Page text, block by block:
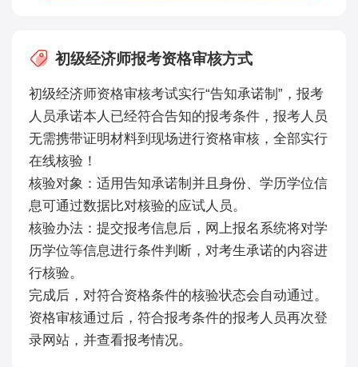
初级经济师报考资格审核方式
初级经济师资格审核考试实行“告知承诺制”，报考
人员承诺本人已经符合告知的报考条件，报考人员
无需携带证明材料到现场进行资格审核，全部实行
在线核验！
核验对象：适用告知承诺制并且身份、学历学位信
息可通过数据比对核验的应试人员。
核验办法：提交报考信息后，网上报名系统将对学
历学位等信息进行条件判断，对考生承诺的内容进
行核验。
完成后，对符合资格条件的核验状态会自动通过。
资格审核通过后，符合报考条件的报考人员再次登
录网站，并查看报考情况。